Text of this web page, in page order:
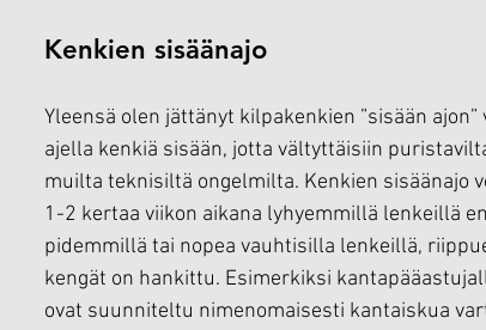
Kenkien sisäänajo
Yleensä olen jättänyt kilpakenkien ”sisään
ajella kenkiä sisään, jotta vältyttäisiin
muilta teknisiltä ongelmilta. Kenkien sisäänajo
1-2 kertaa viikon aikana lyhyemmillä lenkeillä
pidemmillä tai nopea vauhtisilla lenkeillä,
kengät on hankittu. Esimerkiksi
ovat suunniteltu nimenomaisesti kantaiskua